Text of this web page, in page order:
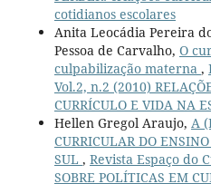
cotidianos escolares
Anita Leocádia Pereira
Pessoa de Carvalho, O
culpabilização materna ,
Vol.2, n.2 (2010)
CURRÍCULO E VIDA NA
Hellen Gregol Araujo, A
CURRICULAR DO
SUL , Revista Espaço do
SOBRE POLÍTICAS EM